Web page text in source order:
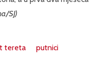
SJ)
tereta
putnici